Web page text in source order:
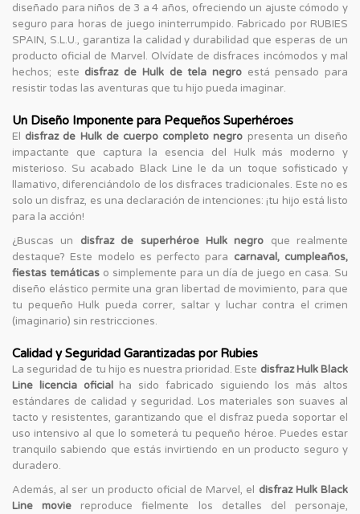
diseñado para niños de 3 a 4 años, ofreciendo un ajuste cómodo y
seguro para horas de juego ininterrumpido. Fabricado por RUBIES
SPAIN, S.L.U., garantiza la calidad y durabilidad que esperas de un
producto oficial de Marvel. Olvídate de disfraces incómodos y mal
hechos; este disfraz de Hulk de tela negroestá pensado para
resistir todas las aventuras que tu hijo pueda imaginar.
Un Diseño Imponente para Pequeños Superhéroes
El disfraz de Hulk de cuerpo completo negro presenta un diseño
impactante que captura la esencia del Hulk más moderno y
misterioso. Su acabado Black Line le da un toque sofisticado y
llamativo, diferenciándolo de los disfraces tradicionales. Este no es
solo un disfraz, es una declaración de intenciones: ¡tu hijo está listo
para la acción!
¿Buscas un disfraz de superhéroe Hulk negro que realmente
destaque? Este modelo es perfecto para carnaval, cumpleaños,
fiestas temáticas o simplemente para un día de juego en casa. Su
diseño elástico permite una gran libertad de movimiento, para que
tu pequeño Hulk pueda correr, saltar y luchar contra el crimen
(imaginario) sin restricciones.
Calidad y Seguridad Garantizadas por Rubies
La seguridad de tu hijo es nuestra prioridad. Este disfraz Hulk Black
Line licencia oficialha sido fabricado siguiendo los más altos
estándares de calidad y seguridad. Los materiales son suaves al
tacto y resistentes, garantizando que el disfraz pueda soportar el
uso intensivo al que lo someterá tu pequeño héroe. Puedes estar
tranquilo sabiendo que estás invirtiendo en un producto seguro y
duradero.
Además, al ser un producto oficial de Marvel, el disfraz Hulk Black
Line movie reproduce fielmente los detalles del personaje,